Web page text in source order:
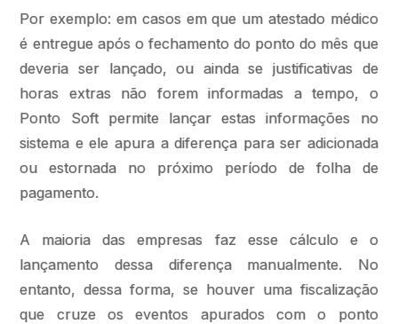
Por exemplo: em casos em que um atestado médico
é entregue após o fechamento do ponto do mês que
deveria ser lançado, ou ainda se justificativas de
horas extras não forem informadas a tempo, o
Ponto Soft permite lançar estas informações no
sistema e ele apura a diferença para ser adicionada
ou estornada no próximo período de folha de
pagamento.
A maioria das empresas faz esse cálculo e o
lançamento dessa diferença manualmente. No
entanto, dessa forma, se houver uma fiscalização
que cruze os eventos apurados com o ponto